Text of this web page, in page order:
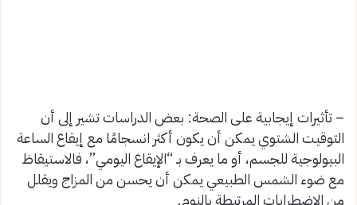
– تأثيرات إيجابية على الصحة: بعض الدراسات تشير إلى أن
التوقيت الشتوي يمكن أن يكون أكثر انسجامًا مع إيقاع الساعة
البيولوجية للجسم، أو ما يعرف بـ “الإيقاع اليومي”، فالاستيقاظ
مع ضوء الشمس الطبيعي يمكن أن يحسن من المزاج ويقلل
من الاضطرابات المرتبطة بالنوم.